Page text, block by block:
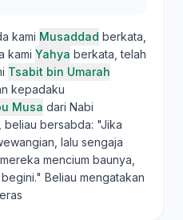
kami Musaddad berkata,
kami Yahya berkata, telah
Tsabit bin Umarah
kepadaku
Musa dari Nabi
beliau bersabda: "Jika
lalu sengaja
mencium baunya,
Beliau mengatakan